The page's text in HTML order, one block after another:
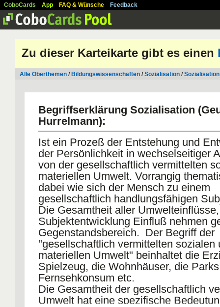
CoboCards App FAQ & Wünsche Feedback
Zu dieser Karteikarte gibt es einen
Alle Oberthemen / Bildungswissenschaften /Sozialisation /
Begriffserklärung Sozialisation
Hurrelmann):
Ist ein Prozeß der Entstehung und
der Persönlichkeit in wechselseitiger
von der gesellschaftlich vermittelten
materiellen Umwelt. Vorrangig
dabei wie sich der Mensch zu einem
gesellschaftlich handlungsfähigen
Die Gesamtheit aller
Subjektentwicklung Einfluß nehmen
Gegenstandsbereich. Der Begriff der
"gesellschaftlich vermittelten sozialen
materiellen Umwelt" beinhaltet die
Spielzeug, die Wohnhäuser, die
Fernsehkonsum etc.
Die Gesamtheit der gesellschaftlich
Umwelt hat eine spezifische